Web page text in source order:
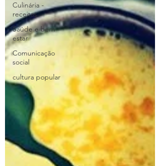
Culinária -
receitas
Saúde e bem
estar
Comunicação
social
cultura popular